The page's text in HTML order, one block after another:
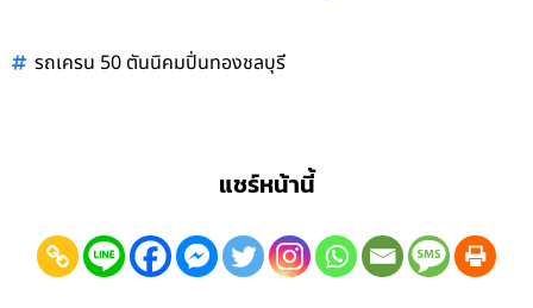
รถเครน 50 ตันนิคมปิ่นทองชลบุรี
แชร์หน้านี้